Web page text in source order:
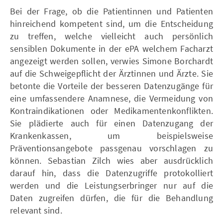
Bei der Frage, ob die Patientinnen und Patienten
hinreichend kompetent sind, um die Entscheidung
zu treffen, welche vielleicht auch persönlich
sensiblen Dokumente in der ePA welchem Facharzt
angezeigt werden sollen, verwies Simone Borchardt
auf die Schweigepflicht der Ärztinnen und Ärzte. Sie
betonte die Vorteile der besseren Datenzugänge für
eine umfassendere Anamnese, die Vermeidung von
Kontraindikationen oder Medikamentenkonflikten.
Sie plädierte auch für einen Datenzugang der
Krankenkassen, um beispielsweise
Präventionsangebote passgenau vorschlagen zu
können. Sebastian Zilch wies aber ausdrücklich
darauf hin, dass die Datenzugriffe protokolliert
werden und die Leistungserbringer nur auf die
Daten zugreifen dürfen, die für die Behandlung
relevant sind.